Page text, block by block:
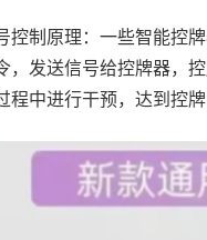
控制原理：一些智能控
，发送信号给控牌器，
中进行干预，达到控牌